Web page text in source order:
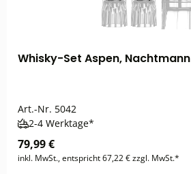
Whisky-Set Aspen, Nachtmann
Art.-Nr. 5042
2-4 Werktage*
79,99 €
inkl. MwSt., entspricht 67,22 € zzgl. MwSt.*